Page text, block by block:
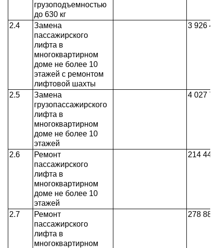
грузоподъемностью
до 630 кг
2.4
Замена
пассажирского
лифта в
многоквартирном
доме не более 10
этажей с ремонтом
лифтовой шахты
3 926
2.5
Замена
грузопассажирского
лифта в
многоквартирном
доме не более 10
этажей
4 027
2.6
Ремонт
пассажирского
лифта в
многоквартирном
доме не более 10
этажей
214 444
2.7
Ремонт
пассажирского
лифта в
многоквартирном
278 889